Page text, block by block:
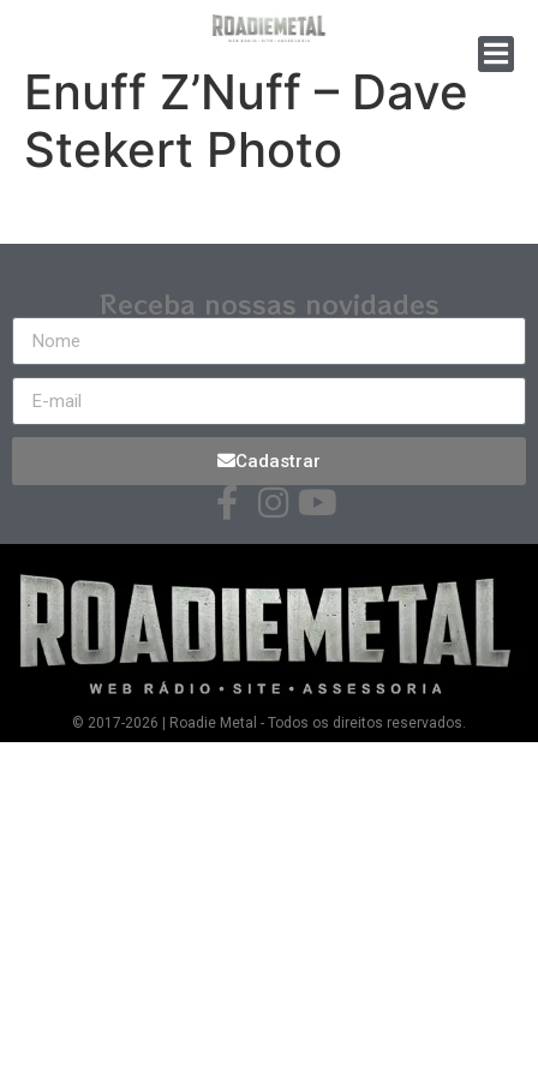
Enuff Z’Nuff – Dave
Stekert Photo
Receba nossas novidades
Cadastrar
© 2017-2026 | Roadie Metal - Todos os direitos reservados.